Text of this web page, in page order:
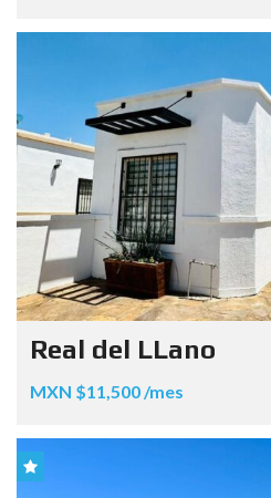
Real del LLano
MXN $11,500 /mes